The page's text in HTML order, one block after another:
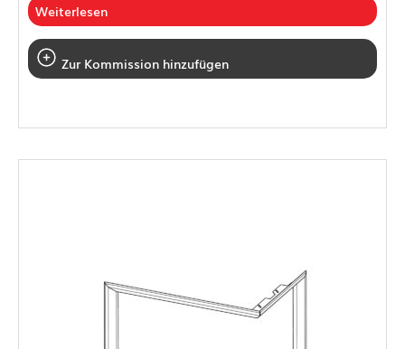
Weiterlesen
Zur Kommission hinzufügen